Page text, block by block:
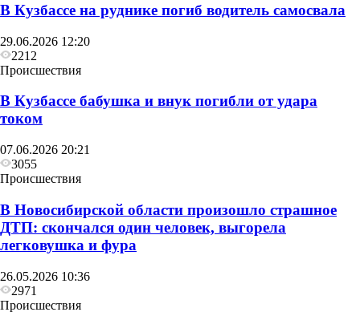
В Кузбассе на руднике погиб водитель самосвала
29.06.2026 12:20
2212
Происшествия
В Кузбассе бабушка и внук погибли от удара
током
07.06.2026 20:21
3055
Происшествия
В Новосибирской области произошло страшное
ДТП: скончался один человек, выгорела
легковушка и фура
26.05.2026 10:36
2971
Происшествия